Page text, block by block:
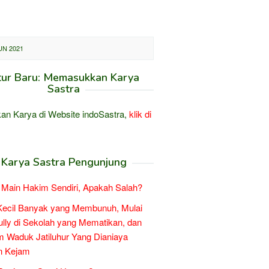
2021
Baru: Memasukkan Karya
Sastra
Karya di Website indoSastra, klik di
Karya Sastra Pengunjung
Hakim Sendiri, Apakah Salah?
Banyak yang Membunuh, Mulai
di Sekolah yang Mematikan, dan
Waduk Jatiluhur Yang Dianiaya
Kejam